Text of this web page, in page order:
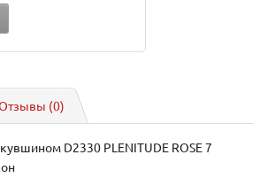
(0)
D2330 PLENITUDE ROSE 7